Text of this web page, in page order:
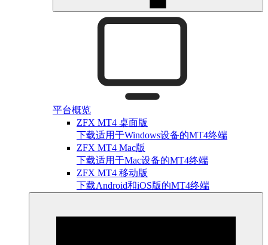
平台概览
ZFX MT4 桌面版
下载适用于Windows设备的MT4终端
ZFX MT4 Mac版
下载适用于Mac设备的MT4终端
ZFX MT4 移动版
下载Android和iOS版的MT4终端